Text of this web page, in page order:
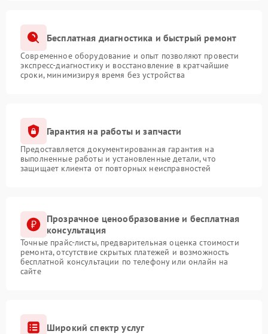
Бесплатная диагностика и быстрый ремонт
Современное оборудование и опыт позволяют провести
экспресс-диагностику и восстановление в кратчайшие
сроки, минимизируя время без устройства
Гарантия на работы и запчасти
Предоставляется документированная гарантия на
выполненные работы и установленные детали, что
защищает клиента от повторных неисправностей
Прозрачное ценообразование и бесплатная
консультация
Точные прайс-листы, предварительная оценка стоимости
ремонта, отсутствие скрытых платежей и возможность
бесплатной консультации по телефону или онлайн на
сайте
Широкий спектр услуг